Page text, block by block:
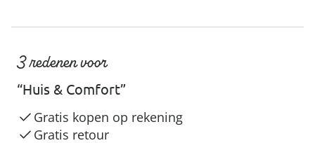
3 redenen voor
“Huis & Comfort”
Gratis kopen op rekening
Gratis retour